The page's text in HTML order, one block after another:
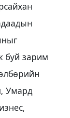
буй зарим
Умард